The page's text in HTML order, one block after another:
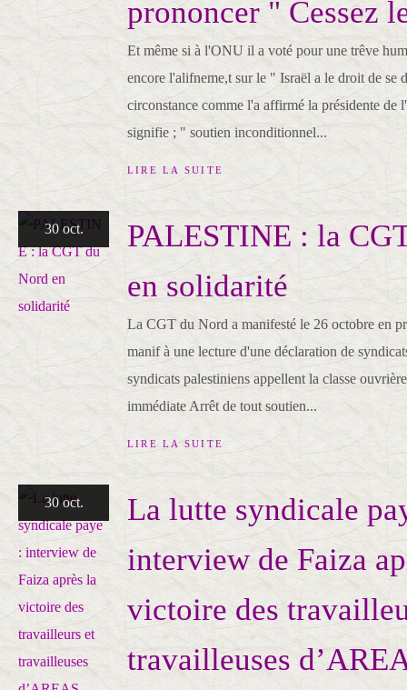
prononcer " Cessez
Et même si à l'ONU il a voté pour une trêve
encore l'alifneme,t sur le " Israël a le droit de se
circonstance comme l'a affirmé la présidente de
signifie ; " soutien inconditionnel...
LIRE LA SUITE
30 oct.
PALESTINE : la
en solidarité
La CGT du Nord a manifesté le 26 octobre en
manif à une lecture d'une déclaration de
syndicats palestiniens appellent la classe
immédiate Arrêt de tout soutien...
LIRE LA SUITE
30 oct.
La lutte syndicale
interview de Faiza
victoire des
travailleuses